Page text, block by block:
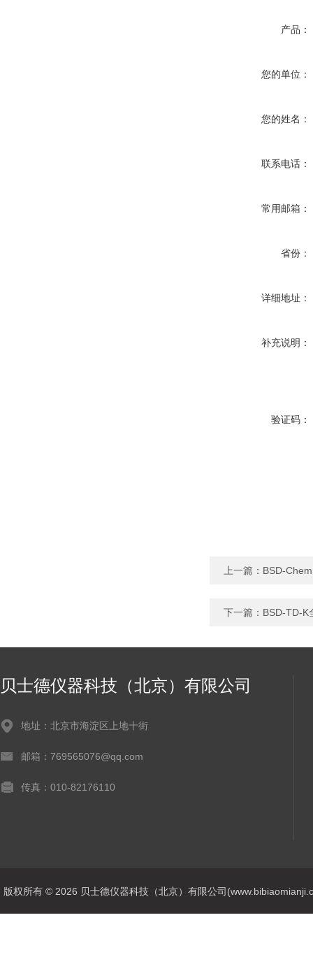
产品：
您的单位：
您的姓名：
联系电话：
常用邮箱：
省份：
详细地址：
补充说明：
验证码：
上一篇： BSD-
下一篇： BSD-TD-K
贝士德仪器科技（北京）有限公司
地址：北京市海淀区上地十街
邮箱：769565076@qq.com
传真：010-82176110
版权所有 © 2026 贝士德仪器科技（北京）有限公司